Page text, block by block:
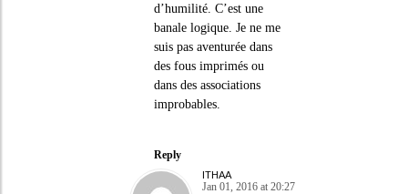
d’humilité. C’est une
banale logique. Je ne me
suis pas aventurée dans
des fous imprimés ou
dans des associations
improbables.
Reply
ITHAA
Jan 01, 2016 at 20:27